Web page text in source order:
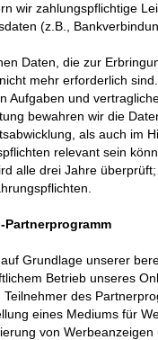
wir zahlungspflichtige
(z.B.,
Daten, die zur
mehr erforderlich
Aufgaben und
bewahren wir die
als auch im
relevant sein
alle drei Jahre
Partnerprogramm
Grundlage unserer
Betrieb unseres
Teilnehmer des
eines Mediums für
von